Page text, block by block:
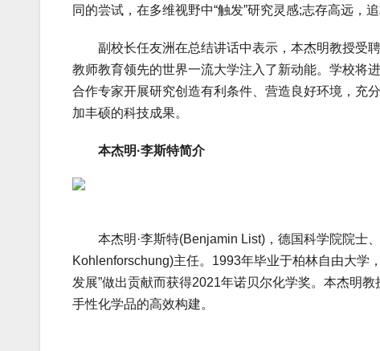
同的尝试，在多维视野中“触发”研究灵感;志存高远，追
副校长任友洲在总结讲话中表示，本杰明教授受聘
教师教育领先的世界一流大学注入了新动能。学校将
合作专家开展研究创造有利条件、营造良好环境，充
加丰硕的科技成果。
本杰明·李斯特简介
本杰明·李斯特(Benjamin List)，德国科学院院士、
Kohlenforschung)主任。1993年毕业于柏林自由大学
发展”做出贡献而获得2021年诺贝尔化学奖。本杰明
手性化学品的高效构建。